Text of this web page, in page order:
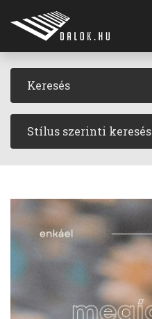
Stílus szerinti keresés